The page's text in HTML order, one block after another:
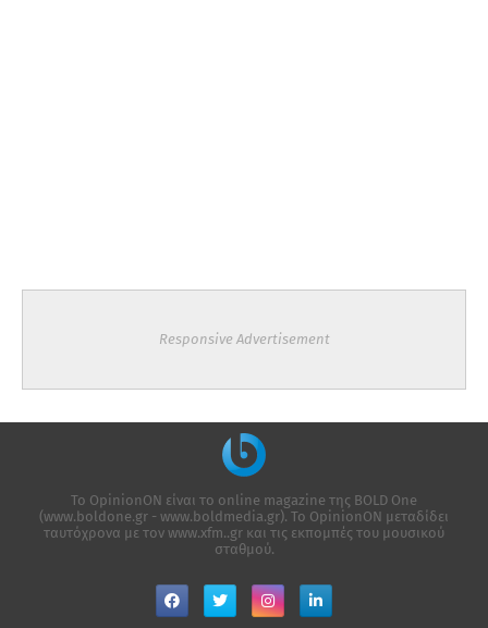
Responsive Advertisement
Το OpinionON είναι το online magazine της ΒΟLD One
(www.boldone.gr - www.boldmedia.gr). Το OpinionON μεταδίδει
ταυτόχρονα με τον www.xfm..gr και τις εκπομπές του μουσικού
σταθμού.